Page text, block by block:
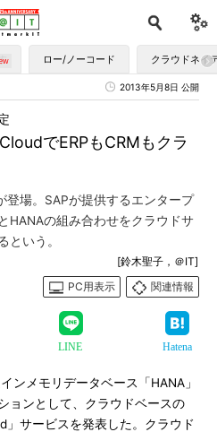
ロー/ノーコード クラウドネイ
2013年5月8日 公開
でERPもCRMもクラ
登場。SAPが提供するエンタープ
HANAの組み合わせをクラウドサ
という。
[鈴木聖子，＠IT]
PC用表示
関連情報
LINE Hatena
ンメモリデータベース「HANA」
ョンとして、クラウドベースの
」サービスを発表した。クラウド